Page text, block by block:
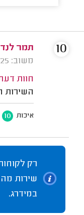
תמר
משוב: 08/10/2025
חוות
השירות
איכות 10
10
רק
שירות
במידרג.